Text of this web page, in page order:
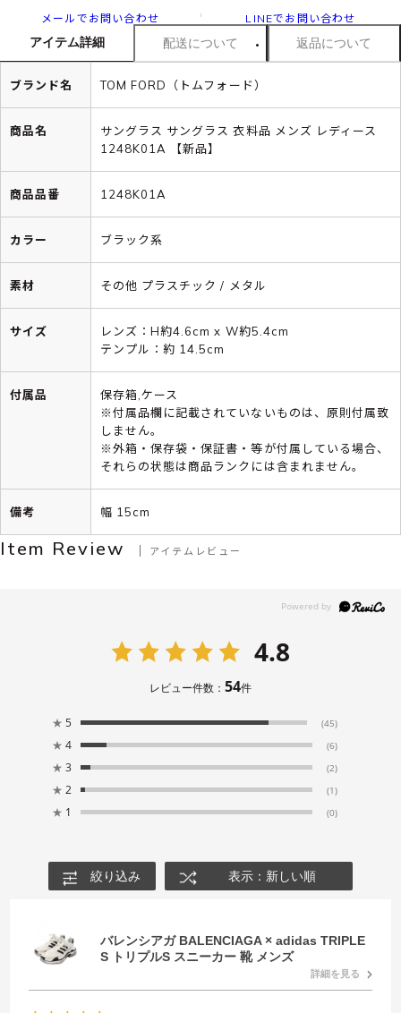
メールでお問い合わせ LINEでお問い合わせ
アイテム詳細 配送について 返品について
ブランド名 TOM FORD（トムフォード）
商品名
サングラス サングラス 衣料品 メンズ レディース
1248K01A 【新品】
商品品番 1248K01A
カラー ブラック系
素材 その他 プラスチック / メタル
サイズ
レンズ：H約4.6cm x W約5.4cm
テンプル：約 14.5cm
付属品
保存箱,ケース
※付属品欄に記載されていないものは、原則付属致
しません。
※外箱・保存袋・保証書・等が付属している場合、
それらの状態は商品ランクには含まれません。
備考 幅 15cm
Item Review アイテムレビュー
4.8
レビュー件数： 54件
★ 5 (45)
★ 4 (6)
★ 3 (2)
★ 2 (1)
★ 1 (0)
絞り込み 表示：新しい順
バレンシアガ BALENCIAGA × adidas TRIPLE
S トリプルS スニーカー 靴 メンズ
詳細を見る